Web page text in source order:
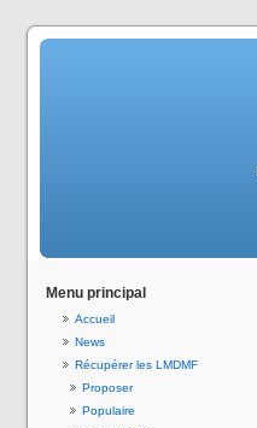
Menu principal
Accueil
News
Récupérer les LMDMF
Proposer
Populaire